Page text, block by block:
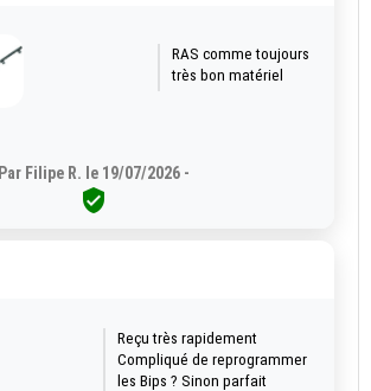
RAS comme toujours
très bon matériel
Par Filipe R. le 19/07/2026 -

Reçu très rapidement
Compliqué de reprogrammer
les Bips ? Sinon parfait